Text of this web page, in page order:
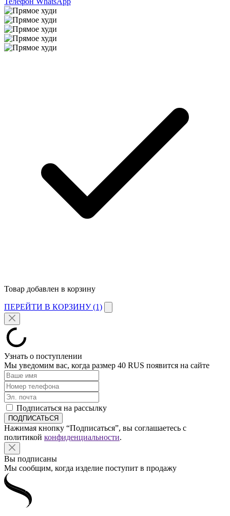
Товар добавлен в корзину
ПЕРЕЙТИ В КОРЗИНУ (1)
Узнать о поступлении
Мы уведомим вас, когда размер 40 RUS появится на сайте
Подписаться на рассылку
Нажимая кнопку “Подписаться”, вы соглашаетесь с
политикой конфиденциальности.
Вы подписаны
Мы сообщим, когда изделие поступит в продажу